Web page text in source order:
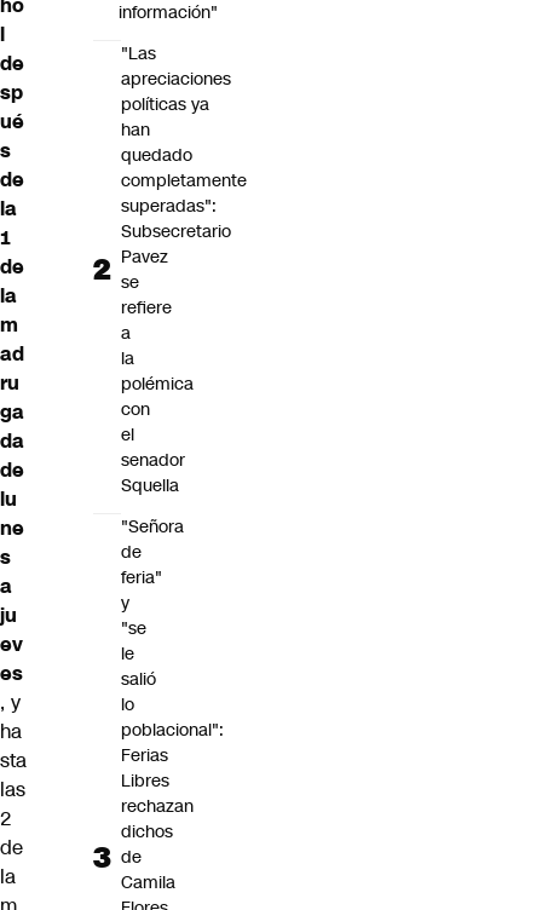
l
de
sp
ué
s
de
la
1
de
la
m
ad
ru
ga
da
de
lu
ne
s
a
ju
ev
es
, y
ha
sta
las
2
de
la
información"
"Las
apreciaciones
políticas ya
han
quedado
completamente
superadas":
Subsecretario
Pavez
se
refiere
a
la
polémica
con
el
senador
Squella
"Señora
de
feria"
y
"se
le
salió
lo
poblacional":
Ferias
Libres
rechazan
dichos
de
Camila